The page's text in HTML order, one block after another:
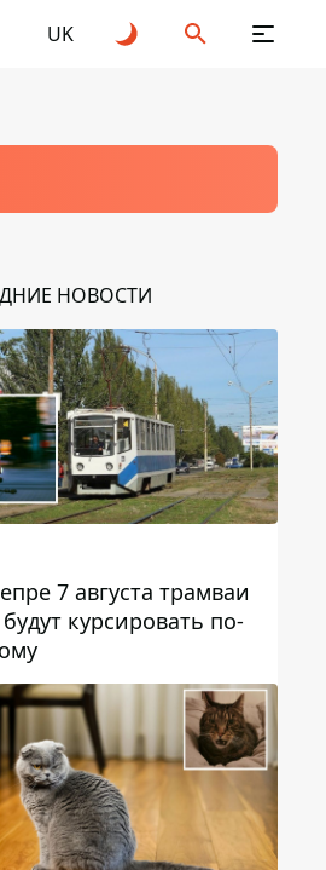
UK
НОВОСТИ
7 августа трамваи
курсировать по-